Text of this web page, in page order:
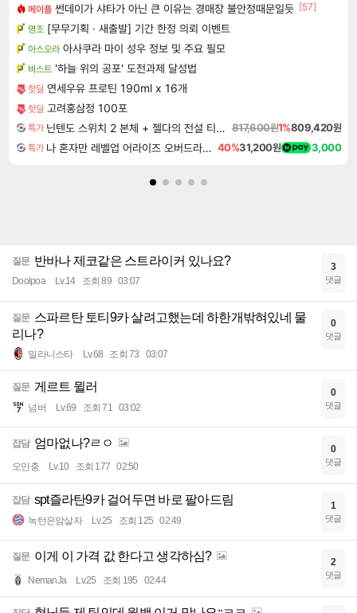
메이플 썬데이가 샤타가 아닌 큰 이유는 경매장 불안정때문일듯 [57]
명조 [무무기획 · 새출발] 기간 한정 의뢰 이벤트
아스오라 아사쿠라 마이 성우 정보 및 주요 필모
비스트 '하늘 위의 공포' 도전과제 달성법
핫딜 연세우유 프로틴 190ml x 16개
핫딜 고려홍삼정 100포
특가 닌텐도 스위치 2 본체 + 젤다의 전설 티어스 오브 더 킹덤 닌텐도 스위치 2 에디션 + 젤다의 전설 브레스 오브 더 와일드 닌텐도 스위치 2 에디션 번들 817,600원1%809,420원
특가 나 혼자만 레벨업 어라이즈 오버드라이브 디럭스 에디션 Solo Leveling Arise Overdrive Deluxe Edition 40%31,200원 3,000
질문 반바나 제코같은 스트라이커 있나요?
Doolpoa Lv.14 조회 89 03:07
3
댓글
질문 스파르탄 토티9카 살려고했는데 하한개밖혀있네 물
리나?
밀라니스타 Lv.68 조회 73 03:07
0
댓글
질문 게르트 뮐러
넘버 Lv.69 조회 71 03:02
0
댓글
잡담 엄마없나?ㄹㅇ
오만충 Lv.10 조회 177 02:50
0
댓글
잡담 spt즐라탄9카 걸어두면 바로 팔아드림
녹턴은암살자 Lv.25 조회 125 02:49
1
댓글
질문 이게 이 가격 값 한다고 생각하심?
NemanJa Lv.25 조회 195 02:44
2
댓글